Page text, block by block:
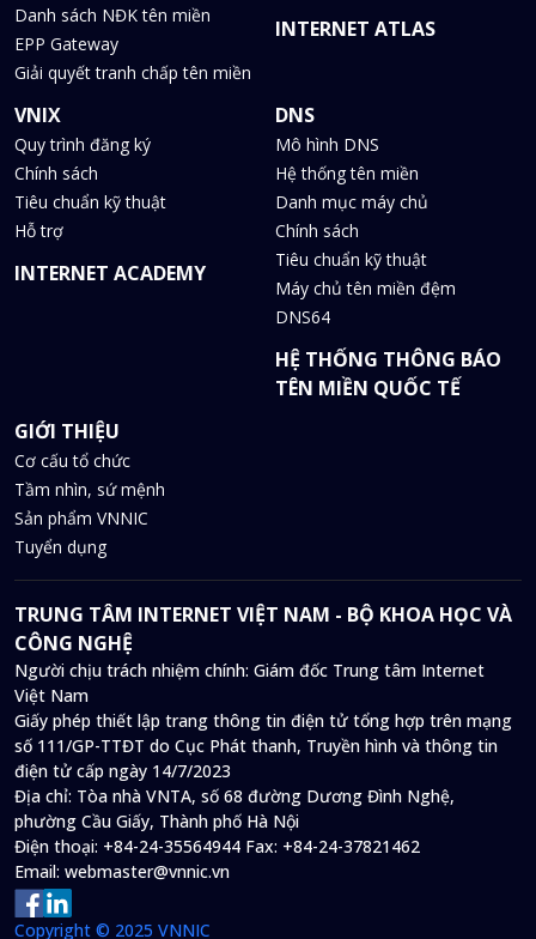
Danh sách NĐK tên miền
EPP Gateway
Giải quyết tranh chấp tên miền
INTERNET ATLAS
VNIX
Quy trình đăng ký
Chính sách
Tiêu chuẩn kỹ thuật
Hỗ trợ
INTERNET ACADEMY
DNS
Mô hình DNS
Hệ thống tên miền
Danh mục máy chủ
Chính sách
Tiêu chuẩn kỹ thuật
Máy chủ tên miền đệm
DNS64
HỆ THỐNG THÔNG BÁO
TÊN MIỀN QUỐC TẾ
GIỚI THIỆU
Cơ cấu tổ chức
Tầm nhìn, sứ mệnh
Sản phẩm VNNIC
Tuyển dụng
TRUNG TÂM INTERNET VIỆT NAM - BỘ KHOA HỌC VÀ
CÔNG NGHỆ
Người chịu trách nhiệm chính: Giám đốc Trung tâm Internet
Việt Nam
Giấy phép thiết lập trang thông tin điện tử tổng hợp trên mạng
số 111/GP-TTĐT do Cục Phát thanh, Truyền hình và thông tin
điện tử cấp ngày 14/7/2023
Địa chỉ: Tòa nhà VNTA, số 68 đường Dương Đình Nghệ,
phường Cầu Giấy, Thành phố Hà Nội
Điện thoại: +84-24-35564944 Fax: +84-24-37821462
Email: webmaster@vnnic.vn
Copyright © 2025 VNNIC